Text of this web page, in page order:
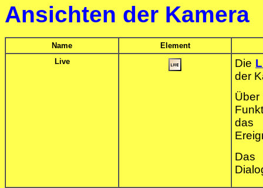
Ansichten der Kamera
Name
Element
Live
Die
der
das